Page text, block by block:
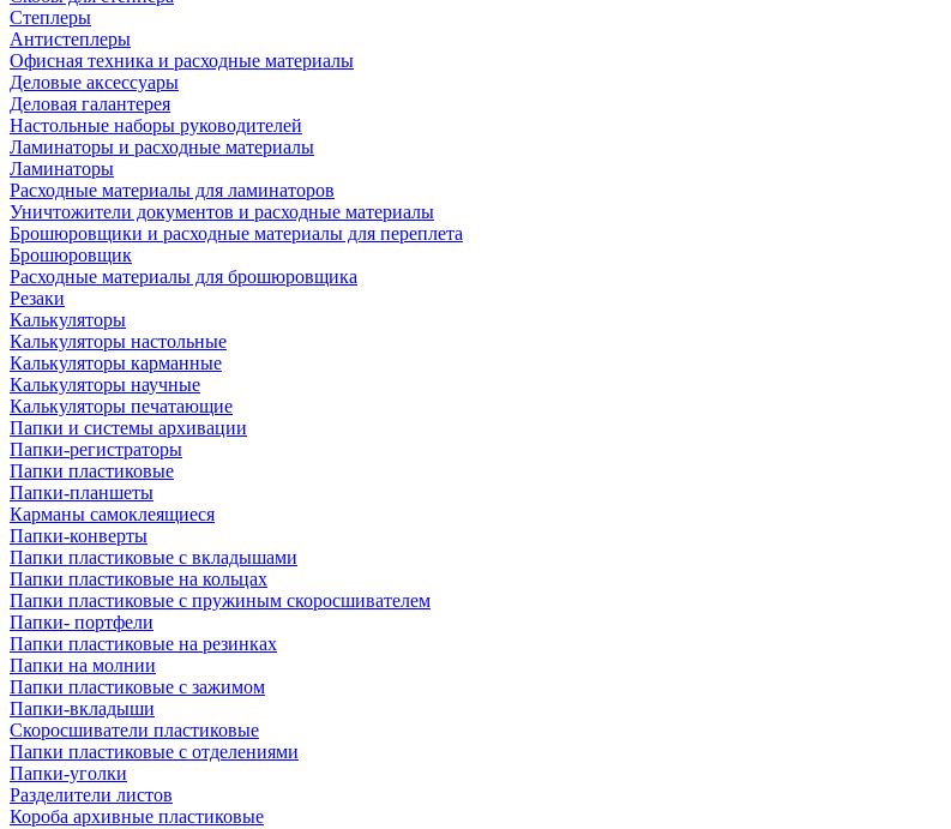
Степлеры
Антистеплеры
Офисная техника и расходные материалы
Деловые аксессуары
Деловая галантерея
Настольные наборы руководителей
Ламинаторы и расходные материалы
Ламинаторы
Расходные материалы для ламинаторов
Уничтожители документов и расходные материалы
Брошюровщики и расходные материалы для переплета
Брошюровщик
Расходные материалы для брошюровщика
Резаки
Калькуляторы
Калькуляторы настольные
Калькуляторы карманные
Калькуляторы научные
Калькуляторы печатающие
Папки и системы архивации
Папки-регистраторы
Папки пластиковые
Папки-планшеты
Карманы самоклеящиеся
Папки-конверты
Папки пластиковые с вкладышами
Папки пластиковые на кольцах
Папки пластиковые с пружиным скоросшивателем
Папки- портфели
Папки пластиковые на резинках
Папки на молнии
Папки пластиковые с зажимом
Папки-вкладыши
Скоросшиватели пластиковые
Папки пластиковые с отделениями
Папки-уголки
Разделители листов
Короба архивные пластиковые